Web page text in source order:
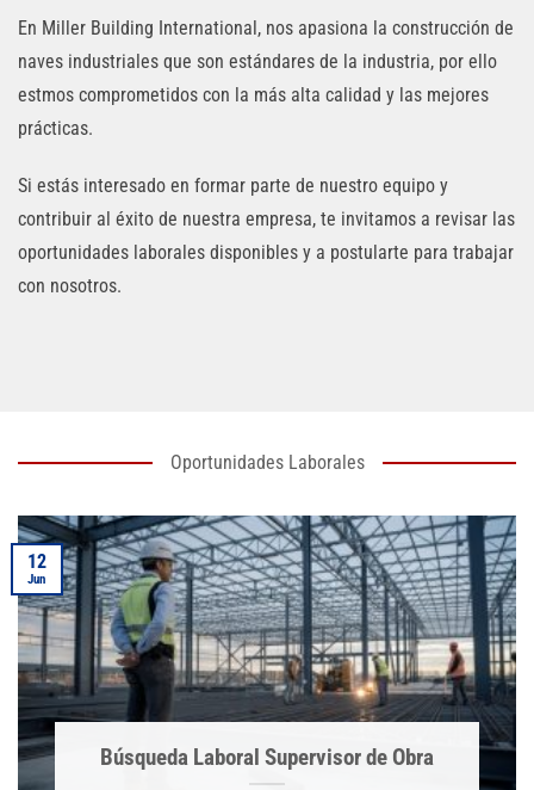
En Miller Building International, nos apasiona la construcción de
naves industriales que son estándares de la industria, por ello
estmos comprometidos con la más alta calidad y las mejores
prácticas.
Si estás interesado en formar parte de nuestro equipo y
contribuir al éxito de nuestra empresa, te invitamos a revisar las
oportunidades laborales disponibles y a postularte para trabajar
con nosotros.
Oportunidades Laborales
Búsqueda Laboral Supervisor de Obra
12
Jun